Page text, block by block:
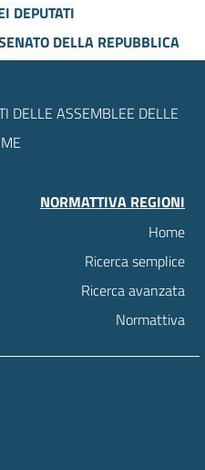
DEPUTATI
DELLA REPUBBLICA
DELLE ASSEMBLEE DELLE
NORMATTIVA REGIONI
Home
Ricerca semplice
Ricerca avanzata
Normattiva